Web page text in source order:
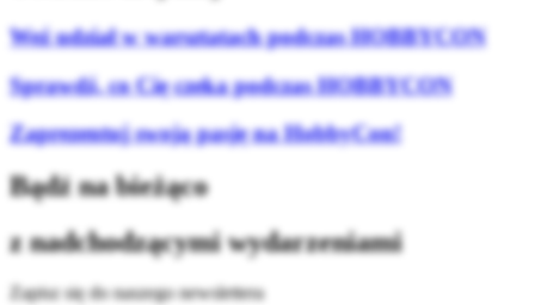
Weź udział w warsztatach podczas HOBBYCON
Sprawdź, co Cię czeka podczas HOBBYCON
Zaprezentuj swoją pasję na HobbyCon!
Bądź na bieżąco
z nadchodzącymi wydarzeniami
Zapisz się do naszego newslettera